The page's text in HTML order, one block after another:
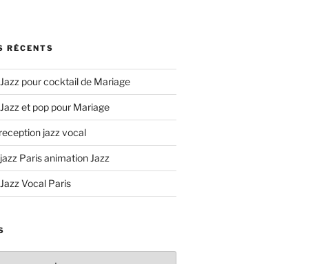
RÉCENTS
pour cocktail de Mariage
et pop pour Mariage
jazz vocal
Paris animation Jazz
Vocal Paris